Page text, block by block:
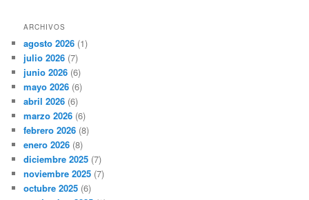
ARCHIVOS
agosto 2026 (1)
julio 2026 (7)
junio 2026 (6)
mayo 2026 (6)
abril 2026 (6)
marzo 2026 (6)
febrero 2026 (8)
enero 2026 (8)
diciembre 2025 (7)
noviembre 2025 (7)
octubre 2025 (6)